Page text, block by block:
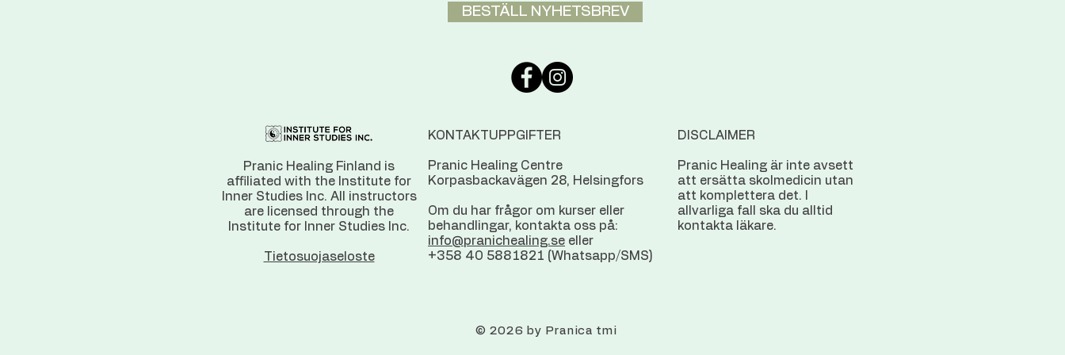
BESTÄLL NYHETSBREV
Pranic Healing Finland is
affiliated with the Institute for
Inner Studies Inc. All instructors
are licensed through the
Institute for Inner Studies Inc.
Tietosuojaseloste
KONTAKTUPPGIFTER
Pranic Healing Centre
Korpasbackavägen 28, Helsingfors
Om du har frågor om kurser eller
behandlingar, kontakta oss på:
info@pranichealing.se eller
+358 40 5881821 (Whatsapp/SMS)
DISCLAIMER
Pranic Healing är inte avsett
att ersätta skolmedicin utan
att komplettera det. I
allvarliga fall ska du alltid
kontakta läkare.
© 2026 by Pranica tmi